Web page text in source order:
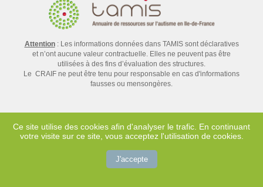
Attention: Les informations données dans TAMIS sont déclaratives
et n’ont aucune valeur contractuelle. Elles ne peuvent pas être
utilisées à des fins d’évaluation des structures.
Le CRAIF ne peut être tenu pour responsable en cas d'informations
fausses ou mensongères.
Contact
Mentions légales
Crédits
Plan du site
Ce site utilise des cookies afin d'analyser le trafic. En continuant
votre visite sur ce site, vous acceptez l'utilisation de cookies.
J'accepte